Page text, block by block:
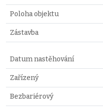
Poloha objektu
Zástavba
Datum nastěhování
Zařízený
Bezbariérový